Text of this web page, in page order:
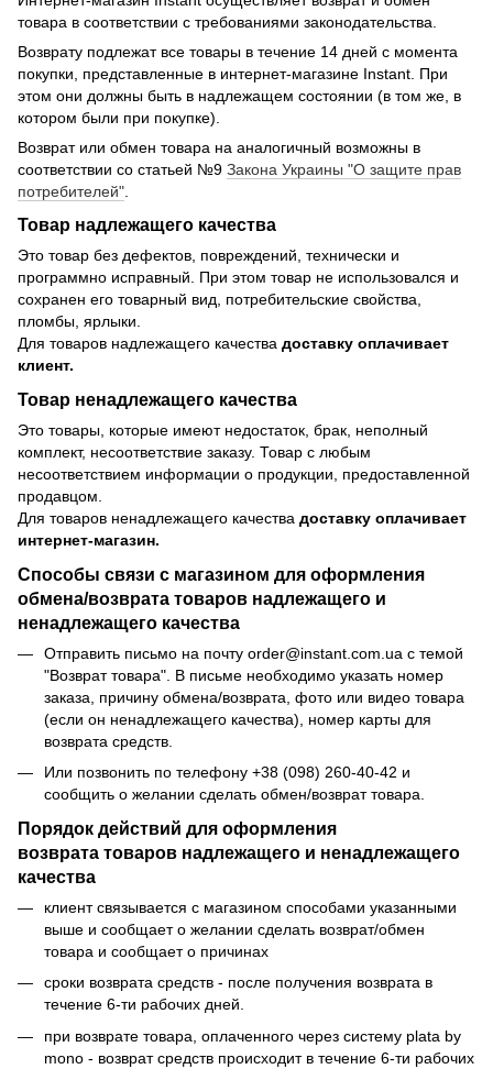
товара в соответствии с требованиями законодательства.
Возврату подлежат все товары в течение 14 дней с момента
покупки, представленные в интернет-магазине Instant. При
этом они должны быть в надлежащем состоянии (в том же, в
котором были при покупке).
Возврат или обмен товара на аналогичный возможны в
соответствии со статьей №9 Закона Украины "О защите прав
потребителей"
Товар надлежащего качества
Это товар без дефектов, повреждений, технически и
программно исправный. При этом товар не использовался и
сохранен его товарный вид, потребительские свойства,
пломбы, ярлыки.
Для товаров надлежащего качества доставку оплачивает
клиент.
Товар ненадлежащего качества
Это товары, которые имеют недостаток, брак, неполный
комплект, несоответствие заказу. Товар с любым
несоответствием информации о продукции, предоставленной
продавцом.
Для товаров ненадлежащего качества доставку оплачивает
интернет-магазин.
Способы связи с магазином для оформления
обмена/возврата товаров надлежащего и
ненадлежащего качества
Отправить письмо на почту order@instant.com.ua с темой
"Возврат товара". В письме необходимо указать номер
заказа, причину обмена/возврата, фото или видео товара
(если он ненадлежащего качества), номер карты для
возврата средств.
Или позвонить по телефону +38 (098) 260-40-42 и
сообщить о желании сделать обмен/возврат товара.
Порядок действий для оформления
возврата товаров надлежащего и ненадлежащего
качества
клиент связывается с магазином способами указанными
выше и сообщает о желании сделать возврат/обмен
товара и сообщает о причинах
сроки возврата средств - после получения возврата в
течение 6-ти рабочих дней.
при возврате товара, оплаченного через систему plata by
mono - возврат средств происходит в течение 6-ти рабочих